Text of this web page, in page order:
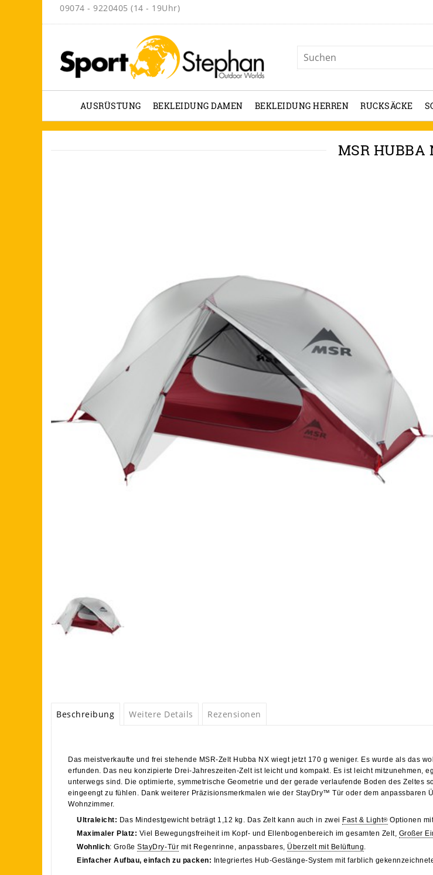
09074 - 9220405 (14 - 19Uhr)
AUSRÜSTUNG BEKLEIDUNG DAMEN BEKLEIDUNG HERREN RUCKSÄCKE
MSR HUBBA
Beschreibung Weitere Details Rezensionen
Das meistverkaufte und frei stehende MSR-Zelt Hubba NX wiegt jetzt 170 g weniger. Es wurde als das
erfunden. Das neu konzipierte Drei-Jahreszeiten-Zelt ist leicht und kompakt. Es ist leicht mitzunehmen,
unterwegs sind. Die optimierte, symmetrische Geometrie und der gerade verlaufende Boden des Zeltes
eingeengt zu fühlen. Dank weiterer Präzisionsmerkmalen wie der StayDry™ Tür oder dem anpassbaren
Wohnzimmer.
Ultraleicht: Das Mindestgewicht beträgt 1,12 kg. Das Zelt kann auch in zwei Fast & Light®Optionen
Maximaler Platz: Viel Bewegungsfreiheit im Kopf- und Ellenbogenbereich im gesamten Zelt, Großer
Wohnlich: Große StayDry-Tür mit Regenrinne, anpassbares, Überzelt mit Belüftung.
Einfacher Aufbau, einfach zu packen: Integriertes Hub-Gestänge-System mit farblich